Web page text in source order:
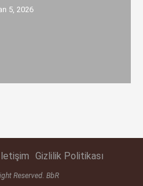
5, 2026
Gizlilik Politikası
Reserved. BbR